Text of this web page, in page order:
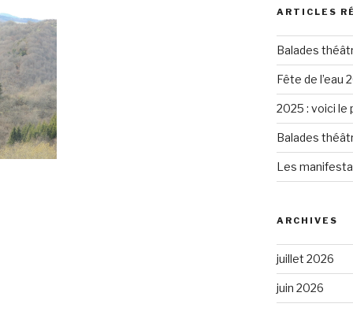
ARTICLES
Balades
Fête de l’eau
2025 : voici le
Balades
Les
ARCHIVES
juillet 2026
juin 2026